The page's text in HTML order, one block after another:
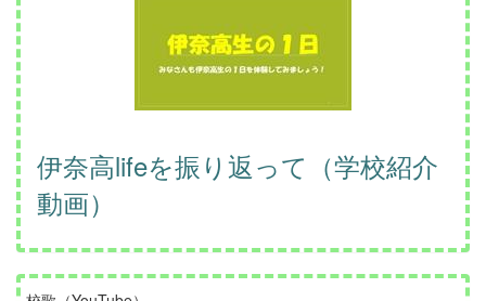
伊奈高lifeを振り返って（学校紹介
動画）